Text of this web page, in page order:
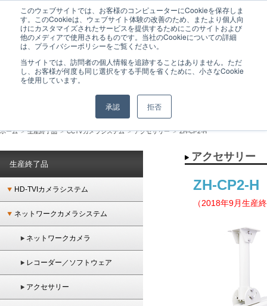
このウェブサイトでは、お客様のコンピューターにCookieを保存しま
す。このCookieは、ウェブサイト体験の改善のため、またより個人向
けにカスタマイズされたサービスを提供するためにこのサイトおよび
他のメディアで使用されるものです。当社のCookieについての詳細
は、プライバシーポリシーをご覧ください。
当サイトでは、訪問者の個人情報を追跡することはありません。ただ
し、お客様が何度も同じ選択をする手間を省くために、小さなCookie
を使用しています。
承認 拒否
GANZは監視カメラシステムをはじめとした、ネットワーク時代のトータルセキュリテ
ィシステムを提供するメーカーブランドです。
ホーム＞生産終了品＞CCTVカメラシステム＞アクセサリー＞ZH-CP2-H
アクセサリー
ZH-CP2-
（2018年9月生産
生産終了品
HD-TVIカメラシステム
ネットワークカメラシステム
ネットワークカメラ
レコーダー／ソフトウェア
アクセサリー